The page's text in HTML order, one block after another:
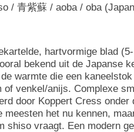
/ 青紫蘇 / aoba / oba
hartvormige blad
bekend uit de Japanse
warmte die een
venkel/anijs. Complexe
door Koppert Cress
meesten het nu kennen,
shiso vraagt. Een modern